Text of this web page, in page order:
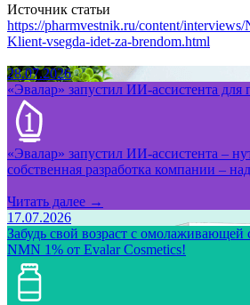
Источник статьи
https://pharmvestnik.ru/content/
Klient-vsegda-idet-za-brendom.html
28.07.2026
«Эвалар» запустил ИИ-ассистента
«Эвалар» запустил ИИ-ассистента –
собственная разработка компании –
Читать далее →
17.07.2026
Забудь свой возраст с омолаживающей
NMN 1% от Evalar Cosmetics!